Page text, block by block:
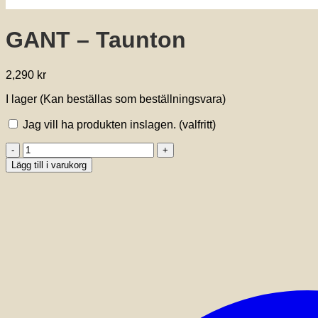
GANT – Taunton
2,290 kr
I lager (Kan beställas som beställningsvara)
Jag vill ha produkten inslagen. (valfritt)
GANT
-
Taunton
Lägg till i varukorg